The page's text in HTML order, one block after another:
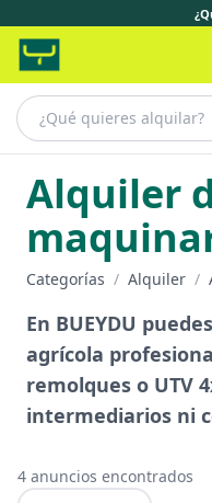
Alquiler
Categorías / Alquiler /
En BUEYDU
agrícola
remolques o UTV
intermediarios ni
4 anuncios encontrados